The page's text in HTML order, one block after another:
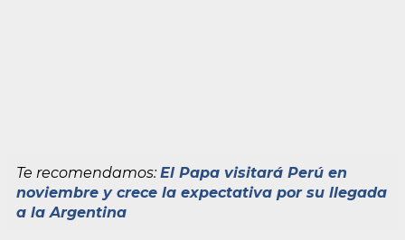
Te recomendamos:El Papa visitará Perú en
noviembre y crece la expectativa por su llegada
a la Argentina